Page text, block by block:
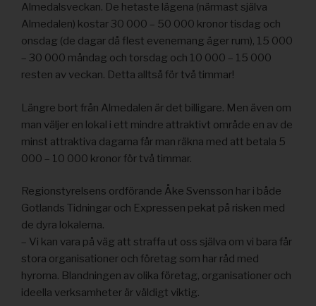
Almedalsveckan. De hetaste lägena (närmast själva
Almedalen) kostar 30 000 – 50 000 kronor tisdag och
onsdag (de dagar då flest evenemang äger rum), 15 000
– 30 000 måndag och torsdag och 10 000 – 15 000
resten av veckan. Detta alltså för två timmar!
Längre bort från Almedalen är det billigare. Men även om
man väljer en lokal i ett mindre attraktivt område en av de
minst attraktiva dagarna får man räkna med att betala 5
000 – 10 000 kronor för två timmar.
Regionstyrelsens ordförande Åke Svensson har i både
Gotlands Tidningar och Expressen pekat på risken med
de dyra lokalerna.
– Vi kan vara på väg att straffa ut oss själva om vi bara får
stora organisationer och företag som har råd med
hyrorna. Blandningen av olika företag, organisationer och
ideella verksamheter är väldigt viktig.